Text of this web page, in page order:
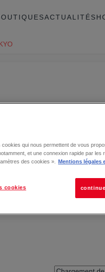
ACTUALITÉS
cookies qui nous permettent de vous
et une connexion rapide par
des cookies ».
Mentions légales
cookies